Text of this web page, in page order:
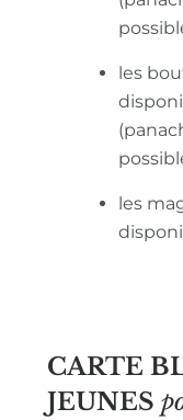
les
les
CARTE
JEUNES